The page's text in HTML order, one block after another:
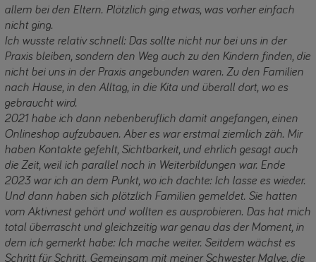
allem bei den Eltern. Plötzlich ging etwas, was vorher einfach
nicht ging.
Ich wusste relativ schnell: Das sollte nicht nur bei uns in der
Praxis bleiben, sondern den Weg auch zu den Kindern finden, die
nicht bei uns in der Praxis angebunden waren. Zu den Familien
nach Hause, in den Alltag, in die Kita und überall dort, wo es
gebraucht wird.
2021 habe ich dann nebenberuflich damit angefangen, einen
Onlineshop aufzubauen. Aber es war erstmal ziemlich zäh. Mir
haben Kontakte gefehlt, Sichtbarkeit, und ehrlich gesagt auch
die Zeit, weil ich parallel noch in Weiterbildungen war. Ende
2023 war ich an dem Punkt, wo ich dachte: Ich lasse es wieder.
Und dann haben sich plötzlich Familien gemeldet. Sie hatten
vom Aktivnest gehört und wollten es ausprobieren. Das hat mich
total überrascht und gleichzeitig war genau das der Moment, in
dem ich gemerkt habe: Ich mache weiter. Seitdem wächst es
Schritt für Schritt. Gemeinsam mit meiner Schwester Malve, die